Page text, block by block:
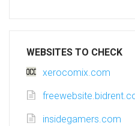
WEBSITES TO CHECK
xerocomix.com
insidegamers.com